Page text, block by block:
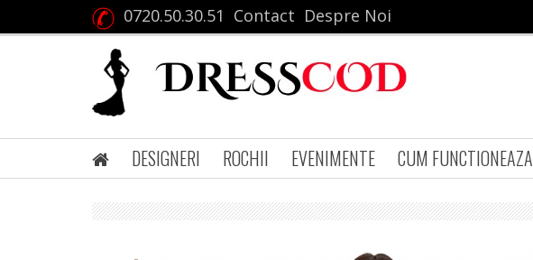
0720.50.30.51 Contact Despre Noi
DESIGNERI ROCHII EVENIMENTE CUM FUNCTIONEAZA